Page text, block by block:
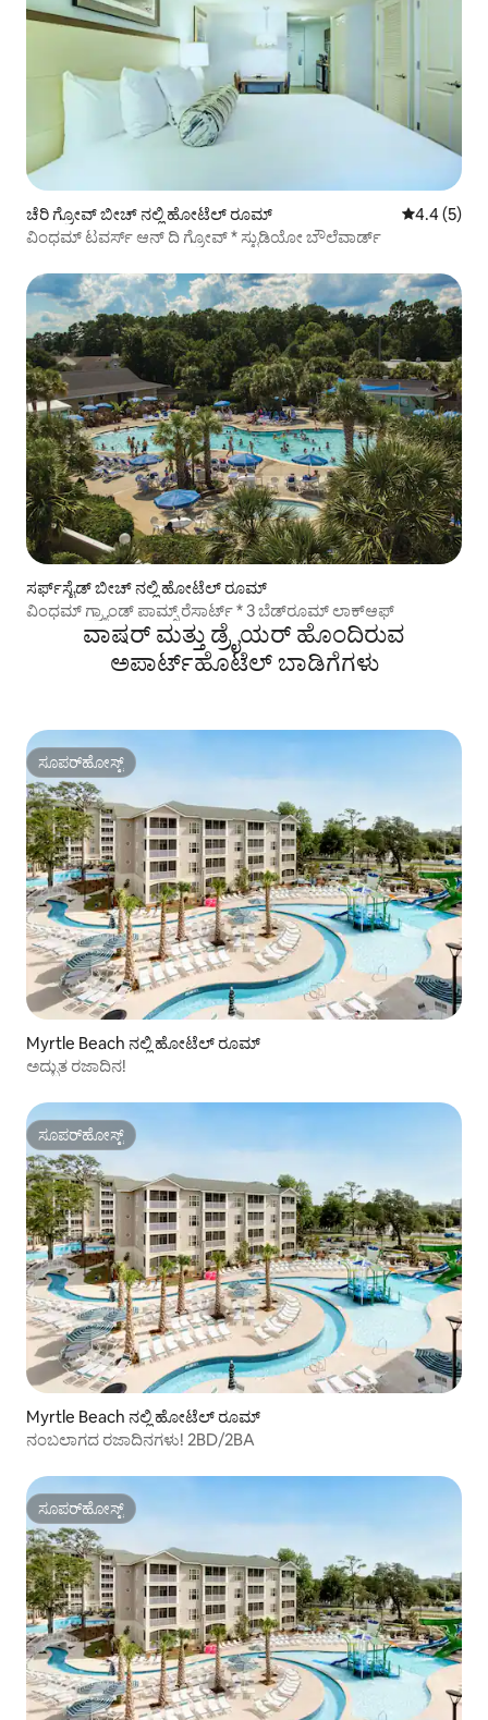
ಚೆರಿ ಗ್ರೋವ್ ಬೀಚ್ ನಲ್ಲಿ ಹೋಟೆಲ್ ರೂಮ್ 5 ರಲ್ಲಿ 4.4
4.4 (5)
ವಿಂಧಮ್ ಟವರ್ಸ್ ಆನ್ ದಿ ಗ್ರೋವ್ * ಸ್ಟುಡಿಯೋ ಬೌಲೆವಾರ್ಡ್
ಸರ್ಫ್‌ಸೈಡ್ ಬೀಚ್ ನಲ್ಲಿ ಹೋಟೆಲ್ ರೂಮ್
ವಿಂಧಮ್ ಗ್ರ್ಯಾಂಡ್ ಪಾಮ್ಸ್ ರೆಸಾರ್ಟ್ * 3 ಬೆಡ್‌ರೂಮ್ ಲಾಕ್‌ಆಫ್
ವಾಷರ್ ಮತ್ತು ಡ್ರೈಯರ್ ಹೊಂದಿರುವ
ಅಪಾರ್ಟ್‌ಹೊಟೆಲ್ ಬಾಡಿಗೆಗಳು
ಸೂಪರ್‌ಹೋಸ್ಟ್
ಸೂಪರ್‌ಹೋಸ್ಟ್
Myrtle Beach ನಲ್ಲಿ ಹೋಟೆಲ್ ರೂಮ್
ಅದ್ಭುತ ರಜಾದಿನ!
ಸೂಪರ್‌ಹೋಸ್ಟ್
ಸೂಪರ್‌ಹೋಸ್ಟ್
Myrtle Beach ನಲ್ಲಿ ಹೋಟೆಲ್ ರೂಮ್
ನಂಬಲಾಗದ ರಜಾದಿನಗಳು! 2BD/2BA
ಸೂಪರ್‌ಹೋಸ್ಟ್
ಸೂಪರ್‌ಹೋಸ್ಟ್